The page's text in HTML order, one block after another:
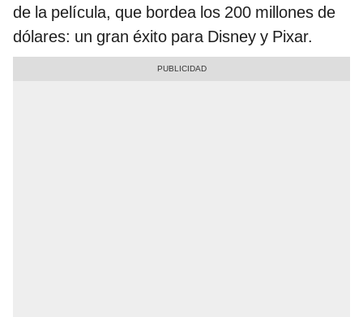
de la película, que bordea los 200 millones de
dólares: un gran éxito para Disney y Pixar.